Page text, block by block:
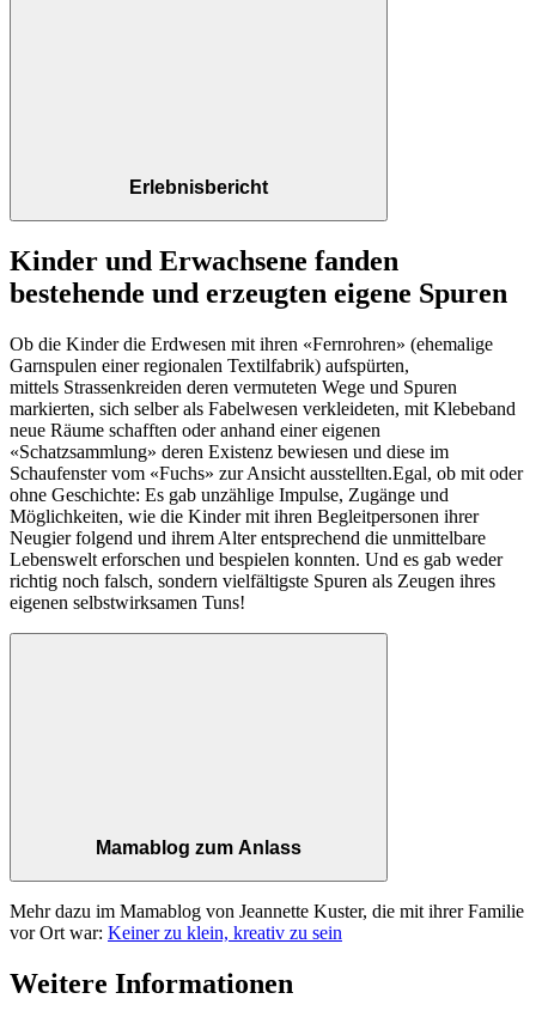
Erlebnisbericht
Kinder und Erwachsene fanden
bestehende und erzeugten eigene Spuren
Ob die Kinder die Erdwesen mit ihren «Fernrohren» (ehemalige
Garnspulen einer regionalen Textilfabrik) aufspürten,
mittels Strassenkreiden deren vermuteten Wege und Spuren
markierten, sich selber als Fabelwesen verkleideten, mit Klebeband
neue Räume schafften oder anhand einer eigenen
«Schatzsammlung» deren Existenz bewiesen und diese im
Schaufenster vom «Fuchs» zur Ansicht ausstellten.Egal, ob mit oder
ohne Geschichte: Es gab unzählige Impulse, Zugänge und
Möglichkeiten, wie die Kinder mit ihren Begleitpersonen ihrer
Neugier folgend und ihrem Alter entsprechend die unmittelbare
Lebenswelt erforschen und bespielen konnten. Und es gab weder
richtig noch falsch, sondern vielfältigste Spuren als Zeugen ihres
eigenen selbstwirksamen Tuns!
Mamablog zum Anlass
Mehr dazu im Mamablog von Jeannette Kuster, die mit ihrer Familie
vor Ort war: Keiner zu klein, kreativ zu sein
Weitere Informationen